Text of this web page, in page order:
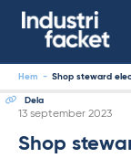
Hem - Shop steward
Dela
Skriven
13 september 2023
Shop